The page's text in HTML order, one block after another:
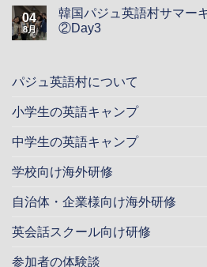
04
8月
韓国パジュ英語村サマー
②Day3
パジュ英語村について
小学生の英語キャンプ
中学生の英語キャンプ
学校向け海外研修
自治体・企業様向け海外研修
英会話スクール向け研修
参加者の体験談